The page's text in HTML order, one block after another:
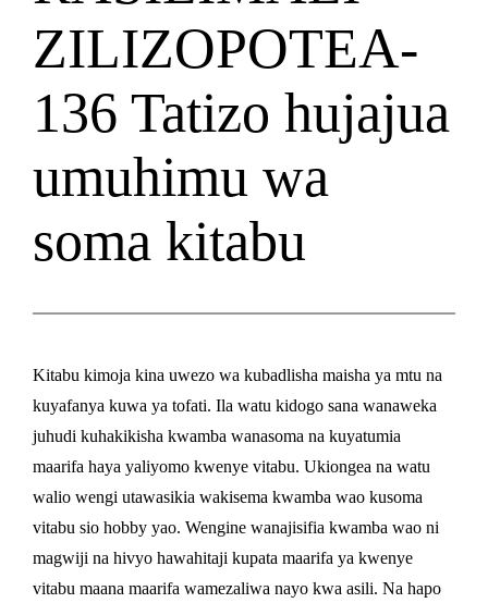
ZILIZOPOTEA-
136 Tatizo hujajua
umuhimu wa
soma kitabu
Kitabu kimoja kina uwezo wa kubadlisha maisha ya mtu na
kuyafanya kuwa ya tofati. Ila watu kidogo sana wanaweka
juhudi kuhakikisha kwamba wanasoma na kuyatumia
maarifa haya yaliyomo kwenye vitabu. Ukiongea na watu
walio wengi utawasikia wakisema kwamba wao kusoma
vitabu sio hobby yao. Wengine wanajisifia kwamba wao ni
magwiji na hivyo hawahitaji kupata maarifa ya kwenye
vitabu maana maarifa wamezaliwa nayo kwa asili. Na hapo